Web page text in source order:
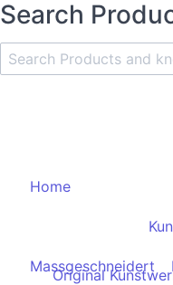
Search
Search
Product
Home
Original
Massgeschneidert